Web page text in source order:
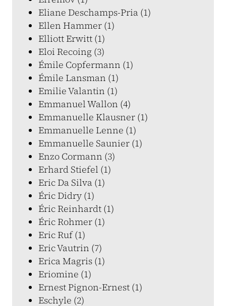
Eliane Deschamps-Pria (1)
Ellen Hammer (1)
Elliott Erwitt (1)
Eloi Recoing (3)
Émile Copfermann (1)
Émile Lansman (1)
Emilie Valantin (1)
Emmanuel Wallon (4)
Emmanuelle Klausner (1)
Emmanuelle Lenne (1)
Emmanuelle Saunier (1)
Enzo Cormann (3)
Erhard Stiefel (1)
Eric Da Silva (1)
Éric Didry (1)
Éric Reinhardt (1)
Éric Rohmer (1)
Eric Ruf (1)
Eric Vautrin (7)
Erica Magris (1)
Eriomine (1)
Ernest Pignon-Ernest (1)
Eschyle (2)